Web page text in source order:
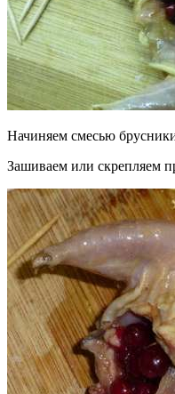
Начиняем смесью
Зашиваем или скрепляем